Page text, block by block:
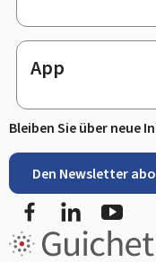
App
Bleiben Sie über neue
Den Newsletter
FacebookLinkedIn